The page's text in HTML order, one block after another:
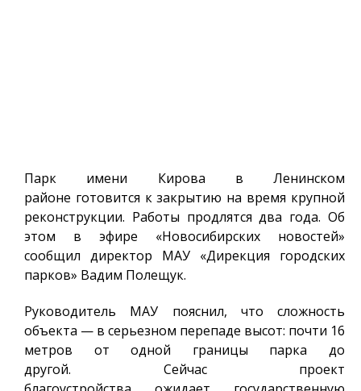
Парк имени Кирова в Ленинском
районе готовится к закрытию на время крупной
реконструкции. Работы продлятся два года. Об
этом в эфире «Новосибирских новостей»
сообщил директор МАУ «Дирекция городских
парков» Вадим Полещук.
Руководитель МАУ пояснил, что сложность
объекта — в серьезном перепаде высот: почти 16
метров от одной границы парка до
другой. Сейчас проект